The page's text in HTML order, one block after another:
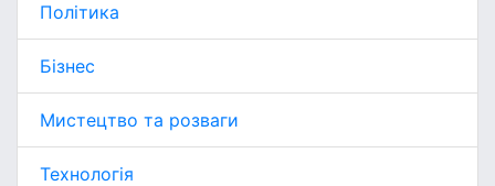
Політика
Бізнес
Мистецтво та розваги
Технологія